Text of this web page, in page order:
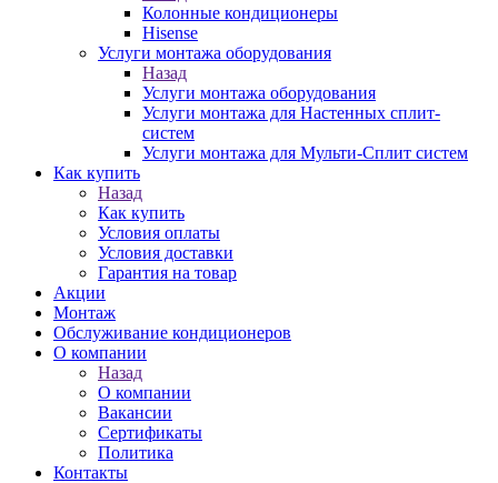
Колонные кондиционеры
Hisense
Услуги монтажа оборудования
Назад
Услуги монтажа оборудования
Услуги монтажа для Настенных сплит-
систем
Услуги монтажа для Мульти-Сплит систем
Как купить
Назад
Как купить
Условия оплаты
Условия доставки
Гарантия на товар
Акции
Монтаж
Обслуживание кондиционеров
О компании
Назад
О компании
Вакансии
Сертификаты
Политика
Контакты